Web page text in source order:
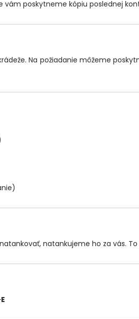
vám poskytneme kópiu poslednej
Na požiadanie môžeme
natankujeme ho za vás.